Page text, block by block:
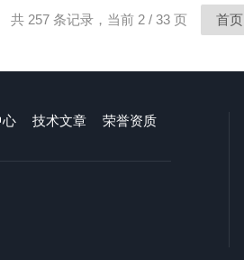
共 257 条记录，当前 2 / 33 页 首页
心 技术文章 荣誉资质